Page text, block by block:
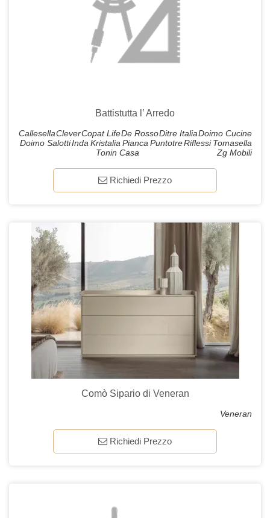
Battistutta l’ Arredo
CallesellaCleverCopat LifeDe RossoDitre ItaliaDoimo Cucine
Doimo SalottiIndaKristaliaPiancaPuntotreRiflessi Tomasella
Tonin Casa
Zg Mobili
Richiedi Prezzo
Comò Sipario di Veneran
Veneran
Richiedi Prezzo